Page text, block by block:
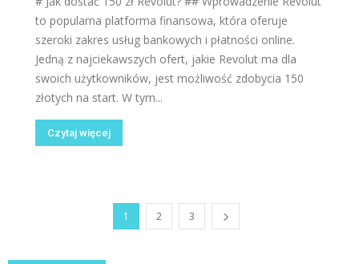
to popularna platforma finansowa, która oferuje
szeroki zakres usług bankowych i płatności online.
Jedną z najciekawszych ofert, jakie Revolut ma dla
swoich użytkowników, jest możliwość zdobycia 150
złotych na start. W tym...
Czytaj więcej
1 2 3